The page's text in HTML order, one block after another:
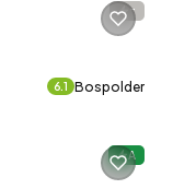
-
6.1 Bospolder
A